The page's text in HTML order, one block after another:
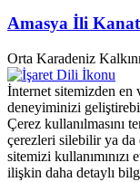
Amasya İli
Orta Karadeniz
İnternet sitemizden en
deneyiminizi
Çerez kullanılmasını
çerezleri silebilir ya
sitemizi
ilişkin daha detaylı